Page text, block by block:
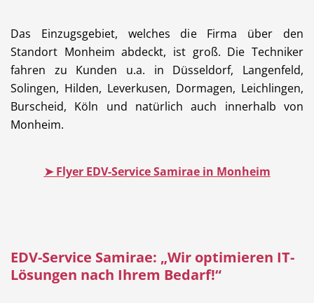
Das Einzugsgebiet, welches die Firma über den
Standort Monheim abdeckt, ist groß. Die Techniker
fahren zu Kunden u.a. in Düsseldorf, Langenfeld,
Solingen, Hilden, Leverkusen, Dormagen, Leichlingen,
Burscheid, Köln und natürlich auch innerhalb von
Monheim.
➤ Flyer EDV-Service Samirae in Monheim
EDV-Service Samirae: „Wir optimieren IT-
Lösungen nach Ihrem Bedarf!“